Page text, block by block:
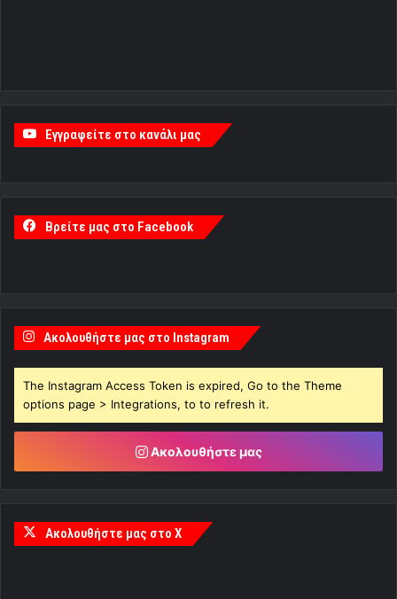
Εγγραφείτε στο κανάλι μας
Βρείτε μας στο Facebook
Ακολουθήστε μας στο Instagram
The Instagram Access Token is expired, Go to the Theme
options page > Integrations, to to refresh it.
Ακολουθήστε μας
Ακολουθήστε μας στο X